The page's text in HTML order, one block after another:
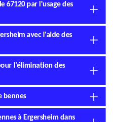
67120 par l'usage des
avec l'aide des
l'élimination des
bennes
à Ergersheim dans